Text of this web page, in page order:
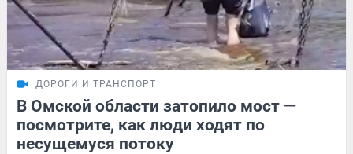
ДОРОГИ И ТРАНСПОРТ
В Омской области затопило мост —
посмотрите, как люди ходят по
несущемуся потоку